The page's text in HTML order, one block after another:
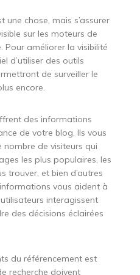
chose, mais s’assurer
sur les moteurs de
Pour améliorer la visibilité
d’utiliser des outils
de surveiller le
encore.
des informations
de votre blog. Ils vous
de visiteurs qui
les plus populaires, les
trouver, et bien d’autres
vous aident à
interagissent
des décisions éclairées
du référencement est
recherche doivent